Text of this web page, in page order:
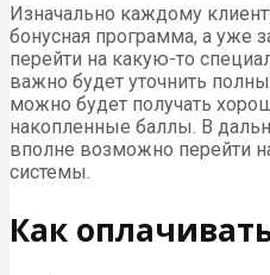
Изначально каждому
бонусная программа, а уже
перейти на какую-то
важно будет уточнить
можно будет получать
накопленные баллы. В
вполне возможно перейти
системы.
Как